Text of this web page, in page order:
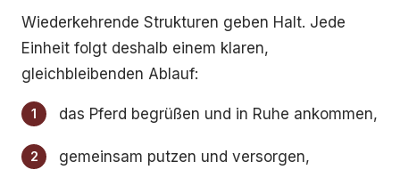
Wiederkehrende Strukturen geben Halt. Jede
Einheit folgt deshalb einem klaren,
gleichbleibenden Ablauf:
das Pferd begrüßen und in Ruhe ankommen,
gemeinsam putzen und versorgen,